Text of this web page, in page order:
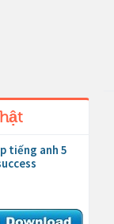
tiếng anh 5